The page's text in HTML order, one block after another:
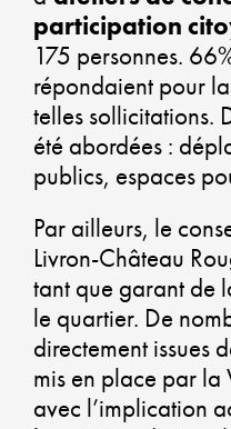
participation
175 personnes.
répondaient pour
telles sollicitations.
été abordées :
publics, espaces
Par ailleurs, le
Livron-Château
tant que garant de
le quartier. De
directement issues
mis en place par la
avec l’implication